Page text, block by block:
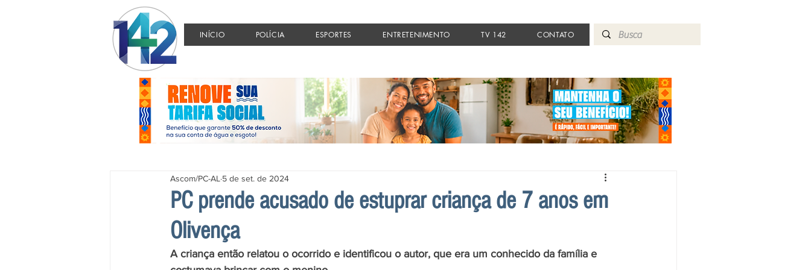
INÍCIO POLÍCIA ESPORTES ENTRETENIMENTO TV 142 CONTATO
PC prende acusado de estuprar criança de 7 anos em
Olivença
Ascom/PC-AL 5 de set. de 2024
A criança então relatou o ocorrido e identificou o autor, que era um conhecido da família e